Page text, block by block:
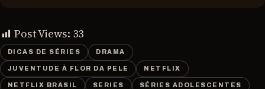
Post Views: 33
DICAS DE SÉRIES DRAMA
JUVENTUDE À FLOR DA PELE NETFLIX
NETFLIX BRASIL SERIES SÉRIES ADOLESCENTES